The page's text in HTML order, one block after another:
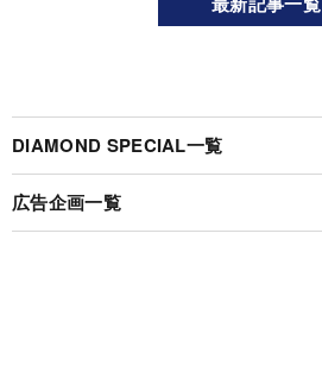
DIAMOND SPECIAL一覧
広告企画一覧